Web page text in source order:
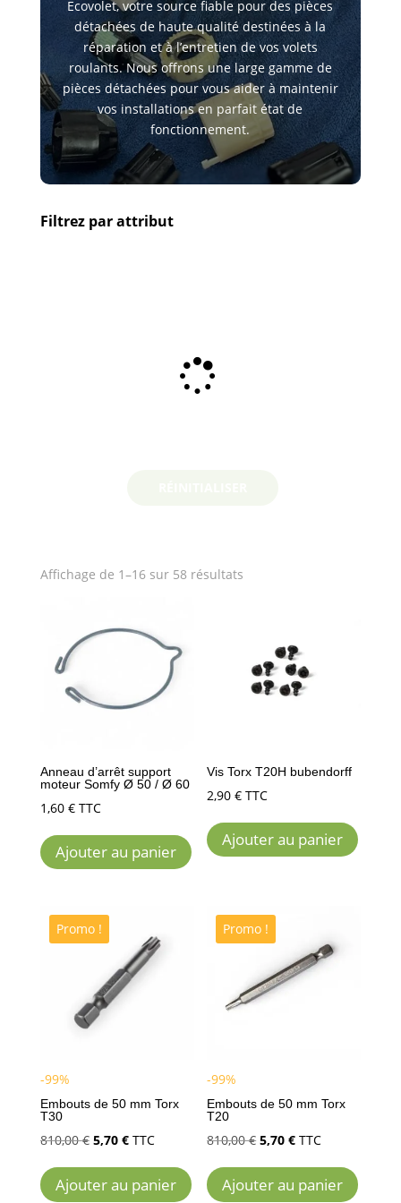
Ecovolet, votre source fiable pour des pièces
détachées de haute qualité destinées à la
réparation et à l’entretien de vos volets
roulants. Nous offrons une large gamme de
pièces détachées pour vous aider à maintenir
vos installations en parfait état de
fonctionnement.
Filtrez par attribut
Affichage de 1–16 sur 58 résultatsTrié
Anneau d’arrêt support
moteur Somfy Ø 50 / Ø 60
1,60 € TTC
Ajouter au panier
Vis Torx T20H bubendorff
2,90€ TTC
Ajouter au panier
Promo !
-99%
Embouts de 50 mm Torx
T30
810,00€ Le
initial
5,70 €Le
actuel
TTC
Ajouter au panier
Promo !
-99%
Embouts de 50 mm Torx
T20
810,00€ Le
initial
5,70€Le
actuel
TTC
Ajouter au panier